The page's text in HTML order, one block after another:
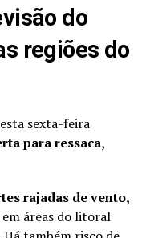
do
regiões do
sexta-feira
para ressaca,
rajadas de vento,
áreas do litoral